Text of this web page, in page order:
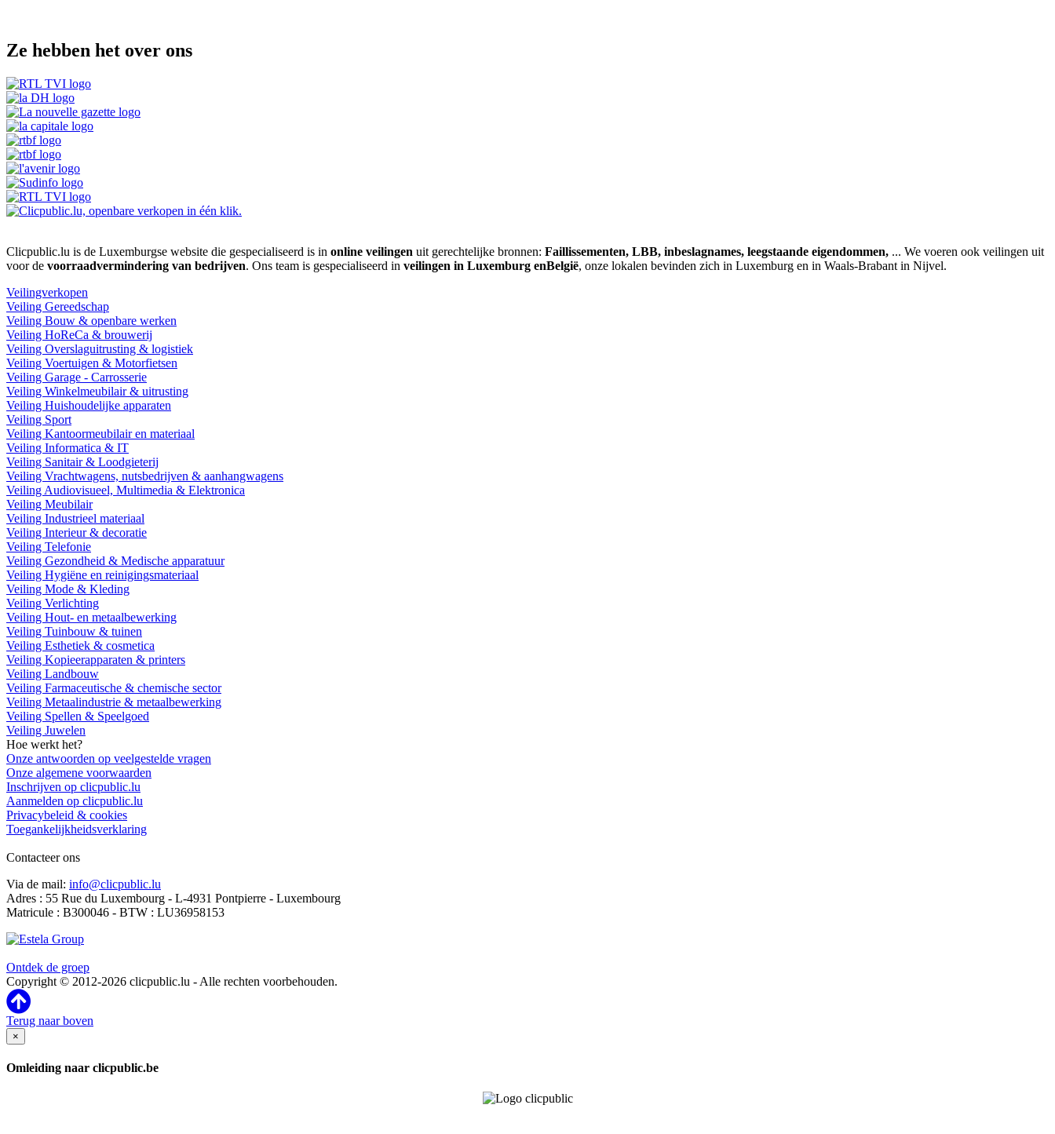
Ze hebben het over ons
Clicpublic.lu is de Luxemburgse website die gespecialiseerd is in online veilingen uit gerechtelijke bronnen: Faillissementen, LBB, inbeslagnames, leegstaande eigendommen, ... We voeren ook veilingen uit
voor de voorraadvermindering van bedrijven. Ons team is gespecialiseerd in veilingen in Luxemburg enBelgië, onze lokalen bevinden zich in Luxemburg en in Waals-Brabant in Nijvel.
Veilingverkopen
Veiling Gereedschap
Veiling Bouw & openbare werken
Veiling HoReCa & brouwerij
Veiling Overslaguitrusting & logistiek
Veiling Voertuigen & Motorfietsen
Veiling Garage - Carrosserie
Veiling Winkelmeubilair & uitrusting
Veiling Huishoudelijke apparaten
Veiling Sport
Veiling Kantoormeubilair en materiaal
Veiling Informatica & IT
Veiling Sanitair & Loodgieterij
Veiling Vrachtwagens, nutsbedrijven & aanhangwagens
Veiling Audiovisueel, Multimedia & Elektronica
Veiling Meubilair
Veiling Industrieel materiaal
Veiling Interieur & decoratie
Veiling Telefonie
Veiling Gezondheid & Medische apparatuur
Veiling Hygiëne en reinigingsmateriaal
Veiling Mode & Kleding
Veiling Verlichting
Veiling Hout- en metaalbewerking
Veiling Tuinbouw & tuinen
Veiling Esthetiek & cosmetica
Veiling Kopieerapparaten & printers
Veiling Landbouw
Veiling Farmaceutische & chemische sector
Veiling Metaalindustrie & metaalbewerking
Veiling Spellen & Speelgoed
Veiling Juwelen
Hoe werkt het?
Onze antwoorden op veelgestelde vragen
Onze algemene voorwaarden
Inschrijven op clicpublic.lu
Aanmelden op clicpublic.lu
Privacybeleid & cookies
Toegankelijkheidsverklaring
Contacteer ons
Via de mail: info@clicpublic.lu
Adres : 55 Rue du Luxembourg - L-4931 Pontpierre - Luxembourg
Matricule : B300046 - BTW : LU36958153
Ontdek de groep
Copyright © 2012-2026 clicpublic.lu - Alle rechten voorbehouden.
Terug naar boven
×
Omleiding naar clicpublic.be